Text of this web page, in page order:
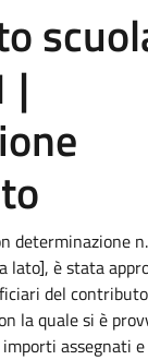
|
determinazione
lato], è stata
del
la quale si è
assegnati